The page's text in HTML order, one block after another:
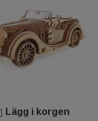
Lägg i korgen